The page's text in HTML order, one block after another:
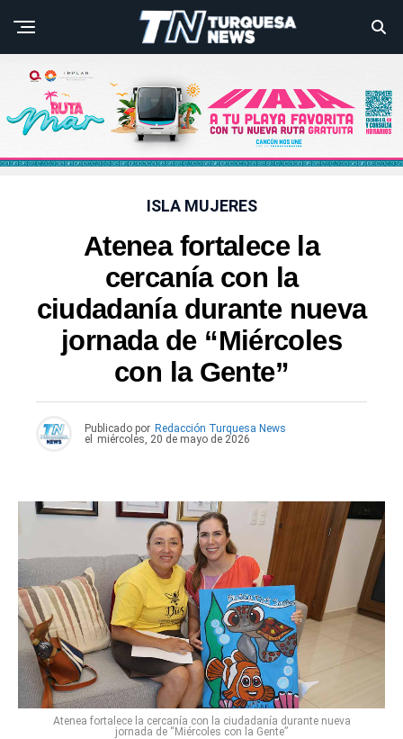
ISLA MUJERES
Atenea fortalece la
cercanía con la
ciudadanía durante nueva
jornada de “Miércoles
con la Gente”
Publicado por Redacción Turquesa News
el
miércoles, 20 de mayo de 2026
Atenea fortalece la cercanía con la ciudadanía durante nueva
jornada de “Miércoles con la Gente”